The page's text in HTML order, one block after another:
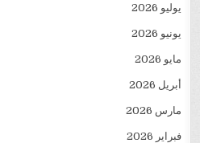
يوليو 2026
يونيو 2026
مايو 2026
أبريل 2026
مارس 2026
فبراير 2026